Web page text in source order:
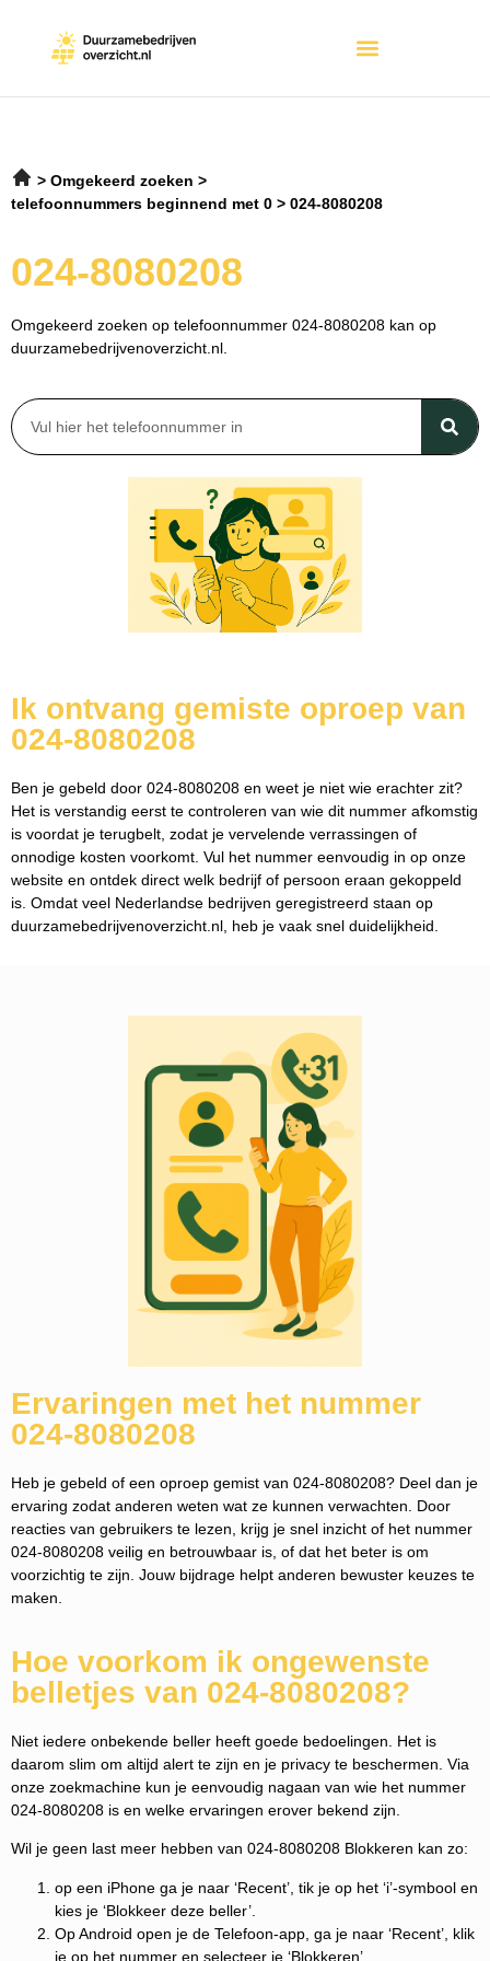
Omgekeerd zoeken
telefoonnummers beginnend met 0
024-8080208
024-8080208
Omgekeerd zoeken op telefoonnummer 024-8080208 kan op
duurzamebedrijvenoverzicht.nl.
Ik ontvang gemiste oproep van
024-8080208
Ben je gebeld door 024-8080208 en weet je niet wie erachter zit?
Het is verstandig eerst te controleren van wie dit nummer afkomstig
is voordat je terugbelt, zodat je vervelende verrassingen of
onnodige kosten voorkomt. Vul het nummer eenvoudig in op onze
website en ontdek direct welk bedrijf of persoon eraan gekoppeld
is. Omdat veel Nederlandse bedrijven geregistreerd staan op
duurzamebedrijvenoverzicht.nl, heb je vaak snel duidelijkheid.
Ervaringen met het nummer
024-8080208
Heb je gebeld of een oproep gemist van 024-8080208? Deel dan je
ervaring zodat anderen weten wat ze kunnen verwachten. Door
reacties van gebruikers te lezen, krijg je snel inzicht of het nummer
024-8080208 veilig en betrouwbaar is, of dat het beter is om
voorzichtig te zijn. Jouw bijdrage helpt anderen bewuster keuzes te
maken.
Hoe voorkom ik ongewenste
belletjes van 024-8080208?
Niet iedere onbekende beller heeft goede bedoelingen. Het is
daarom slim om altijd alert te zijn en je privacy te beschermen. Via
onze zoekmachine kun je eenvoudig nagaan van wie het nummer
024-8080208 is en welke ervaringen erover bekend zijn.
Wil je geen last meer hebben van 024-8080208 Blokkeren kan zo:
op een iPhone ga je naar ‘Recent’, tik je op het ‘i’-symbool en
kies je ‘Blokkeer deze beller’.
Op Android open je de Telefoon-app, ga je naar ‘Recent’, klik
je op het nummer en selecteer je ‘Blokkeren’.